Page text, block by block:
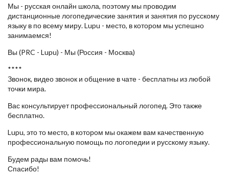
Мы - русская онлайн школа, поэтому мы проводим
дистанционные логопедические занятия и занятия по русскому
языку в по всему миру. Lupu - место, в котором мы успешно
занимаемся!
Вы (PRC - Lupu) - Мы (Россия - Москва)
****
Звонок, видео звонок и общение в чате - бесплатны из любой
точки мира.
Вас консультирует профессиональный логопед. Это также
бесплатно.
Lupu, это то место, в котором мы окажем вам качественную
профессиональную помощь по логопедии и русскому языку.
Будем рады вам помочь!
Спасибо!